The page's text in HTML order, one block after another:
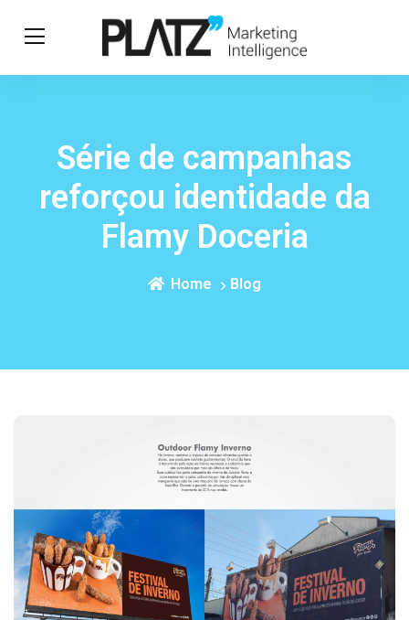
Série de campanhas
reforçou identidade da
Flamy Doceria
Home Blog